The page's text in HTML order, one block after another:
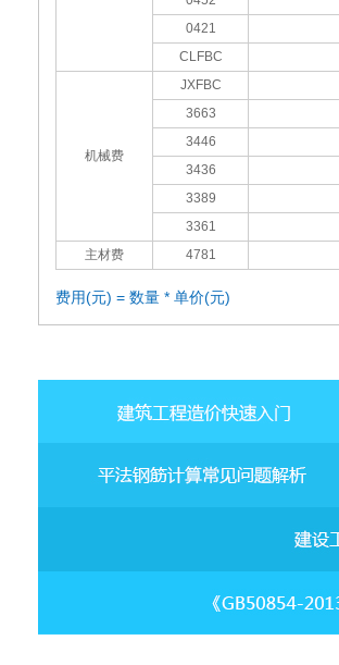
0421
CLFBC
机械费
JXFBC
3663
3446
3436
3389
3361
主材费
4781
费用(元) = 数量 * 单价(元)